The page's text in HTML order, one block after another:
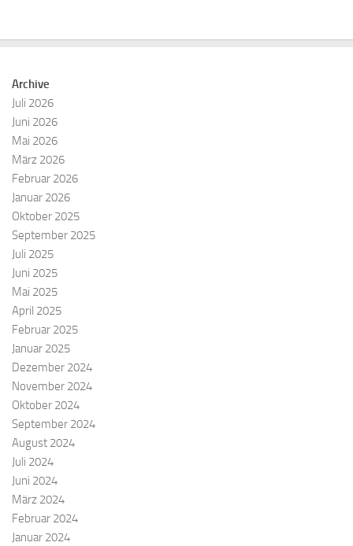
Archive
Juli 2026
Juni 2026
Mai 2026
März 2026
Februar 2026
Januar 2026
Oktober 2025
September 2025
Juli 2025
Juni 2025
Mai 2025
April 2025
Februar 2025
Januar 2025
Dezember 2024
November 2024
Oktober 2024
September 2024
August 2024
Juli 2024
Juni 2024
März 2024
Februar 2024
Januar 2024